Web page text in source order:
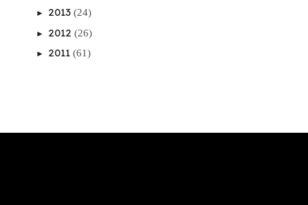
► 2013 (24)
► 2012 (26)
► 2011 (61)